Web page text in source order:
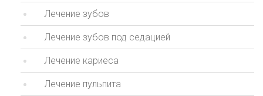
Лечение зубов
Лечение зубов под седацией
Лечение кариеса
Лечение пульпита